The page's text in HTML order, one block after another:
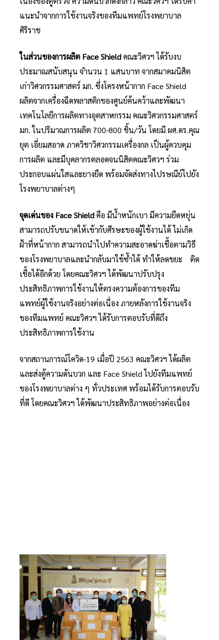
แนะนำจากการใช้งานจริงของทีมแพทย์โรงพยาบาล
ศิริราช
ในส่วนของการผลิต Face Shieldคณะวิศวฯ ได้รับงบ
ประมาณสนับสนุน จำนวน 1 แสนบาท จากสมาคมนิสิต
เก่าวิศวกรรมศาสตร์ มก. ซึ่งโครงหน้ากาก Face Shield
ผลิตจากเครื่องฉีดพลาสติกของศูนย์ค้นคว้าและพัฒนา
เทคโนโลยีการผลิตทางอุตสาหกรรม คณะวิศวกรรมศาสตร์
มก. ในปริมาณการผลิต 700-800 ชิ้น/วัน โดยมี ผศ.ดร.คุณ
ยุต เอี่ยมสอาด ภาควิชาวิศวกรรมเครื่องกล เป็นผู้ควบคุม
การผลิต และมีบุคลากรตลอดจนนิสิตคณะวิศวฯ ร่วม
ประกอบแผ่นใสและยางยืด พร้อมจัดส่งทางไปรษณีย์ไปยัง
โรงพยาบาลต่างๆ
จุดเด่นของ Face Shieldคือ มีน้ำหนักเบา มีความยืดหยุ่น
สามารถปรับขนาดให้เข้ากับศีรษะของผู้ใช้งานได้ ไม่เกิด
ฝ้าที่หน้ากาก สามารถนำไปทำความสะอาดฆ่าเชื้อตามวิธี
ของโรงพยาบาลและนำกลับมาใช้ซ้ำได้ ทำให้ลดขยะ ติด
เชื้อได้อีกด้วย โดยคณะวิศวฯ ได้พัฒนาปรับปรุง
ประสิทธิภาพการใช้งานให้ตรงความต้องการของทีม
แพทย์ผู้ใช้งานจริงอย่างต่อเนื่อง ภายหลังการใช้งานจริง
ของทีมแพทย์ คณะวิศวฯ ได้รับการตอบรับที่ดีถึง
ประสิทธิภาพการใช้งาน
จากสถานการณ์โควิด-19 เมื่อปี 2563 คณะวิศวฯ ได้ผลิต
และส่งตู้ความดันบวก และ Face Shield ไปยังทีมแพทย์
ของโรงพยาบาลต่าง ๆ ทั่วประเทศ พร้อมได้รับการตอบรับ
ที่ดี โดยคณะวิศวฯ ได้พัฒนาประสิทธิภาพอย่างต่อเนื่อง